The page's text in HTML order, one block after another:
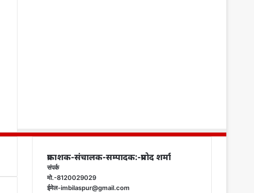
प्रकाशक-संचालक-सम्पादक:-प्रमोद शर्मा
संपर्क
मो.-8120029029
ईमेल-imbilaspur@gmail.com